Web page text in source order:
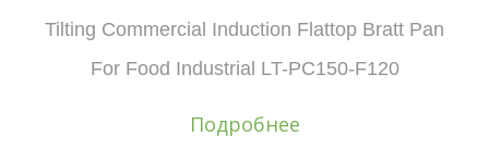
Tilting Commercial Induction Flattop Bratt Pan
For Food Industrial LT-PC150-F120
Подробнее